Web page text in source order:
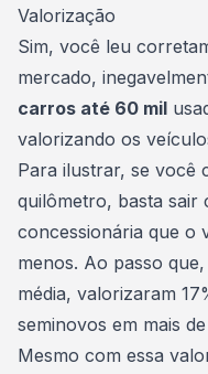
Valorização
Sim, você leu
mercado,
carros até 60 mil
valorizando os
Para ilustrar, se você
quilômetro, basta sair
concessionária que o
menos. Ao passo
média, valorizaram
seminovos em mais
Mesmo com essa